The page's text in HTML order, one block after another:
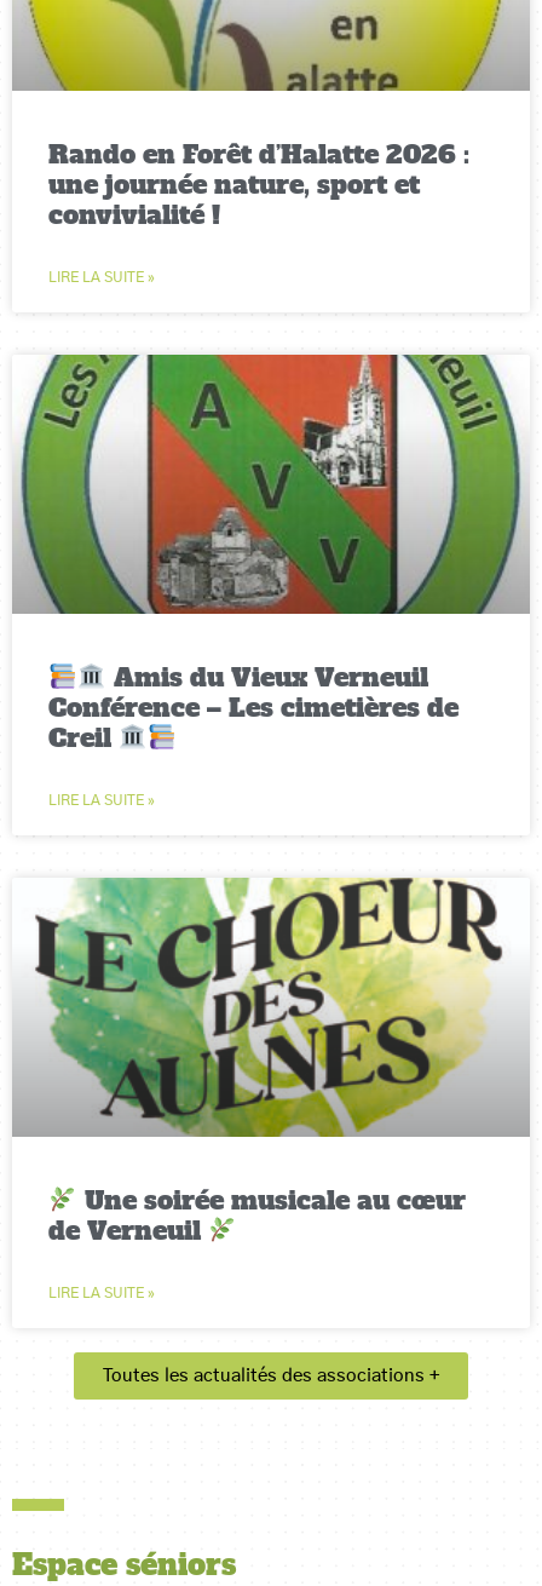
Rando en Forêt d’Halatte 2026 :
une journée nature, sport et
convivialité !
LIRE LA SUITE »
Amis du Vieux Verneuil
Conférence – Les cimetières de
Creil
LIRE LA SUITE »
Une soirée musicale au cœur
de Verneuil
LIRE LA SUITE »
Toutes les actualités des associations +
Espace séniors